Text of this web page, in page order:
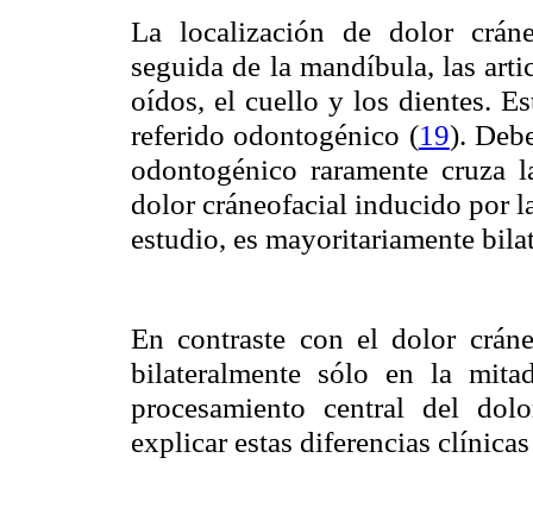
La localización de dolor
seguida de la mandíbula, las
oídos, el cuello y los dientes.
referido odontogénico (19).
odontogénico raramente cruza
dolor cráneofacial inducido por
estudio, es mayoritariamente
En contraste con el dolor
bilateralmente sólo en la
procesamiento central del
explicar estas diferencias